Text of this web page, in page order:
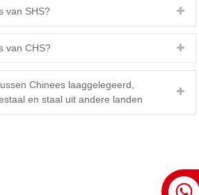
van SHS?
van CHS?
Chinees laaggelegeerd,
en staal uit andere landen